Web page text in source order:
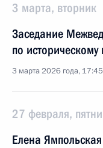
3 марта, вторник
Заседание
по
3 марта 2026 года, 17:45
27 февраля,
Елена